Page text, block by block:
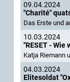
09.04.2024
"Charité"
Das Erste und
10.03.2024
"RESET -
Katja Riemann
04.03.2024
Elitesoldat